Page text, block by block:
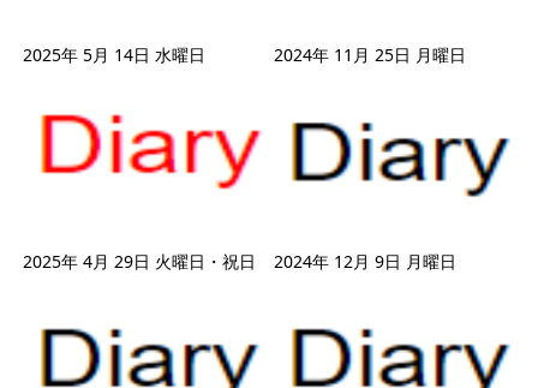
2025年 5月 14日 水曜日 2024年 11月 25日 月曜日
2025年 4月 29日 火曜日・祝日 2024年 12月 9日 月曜日